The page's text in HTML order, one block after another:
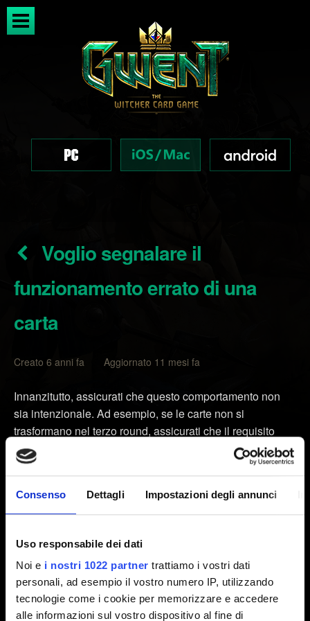
Consenso Dettagli Impostazioni degli annunci
Uso responsabile dei dati
Noi e i nostri 1022 partner trattiamo i vostri dati
personali, ad esempio il vostro numero IP, utilizzando
tecnologie come i cookie per memorizzare e accedere
alle informazioni sul vostro dispositivo al fine di
Voglio segnalare il
funzionamento errato di una
carta
Creato 6 anni fa Aggiornato 11 mesi fa
Innanzitutto, assicurati che questo comportamento non
sia intenzionale. Ad esempio, se le carte non si
trasformano nel terzo round, assicurati che il requisito
Devozione sia soddisfatto (l'abilità si attiva se il tuo
mazzo iniziale non ha carte neutrali).
capire se l'interazione è voluta:
https://forums.cdprojektred.com
Se il funzionamento è davvero errato, contattaci
includendo le seguenti informazioni:
1. Un video che mostri il problema. Caricalo su YouTube